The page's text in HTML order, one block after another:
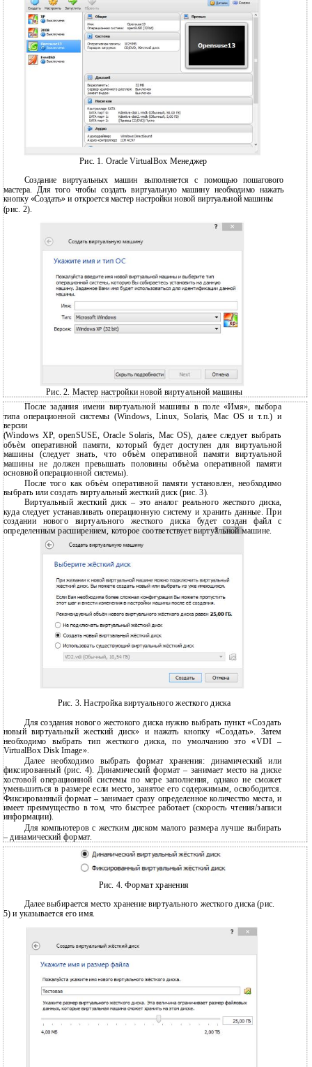
Рис. 1. Oracle VirtualBox Менеджер
Создание виртуальных машин выполняется с помощью пошагового
мастера. Для того чтобы создать виртуальную машину необходимо нажать
кнопку «Создать» и откроется мастер настройки новой виртуальной машины
(рис. 2).
Рис. 2. Мастер настройки новой виртуальной машины
После задания имени виртуальной машины в поле «Имя», выбора
типа операционной системы (Windows, Linux, Solaris, Mac OS и т.п.) и
версии
(Windows XP, openSUSE, Oracle Solaris, Mac OS), далее следует выбрать
объѐм оперативной памяти, который будет доступен для виртуальной
машины (следует знать, что объѐм оперативной памяти виртуальной
машины не должен превышать половины объѐма оперативной памяти
основной операционной системы).
После того как объѐм оперативной памяти установлен, необходимо
выбрать или создать виртуальный жесткий диск (рис. 3).
Виртуальный жесткий диск – это аналог реального жесткого диска,
куда следует устанавливать операционную систему и хранить данные. При
создании нового виртуального жесткого диска будет создан файл с
определенным расширением, которое соответствует виртуальной машине.
Рис. 3. Настройка виртуального жесткого диска
Для создания нового жестокого диска нужно выбрать пункт «Создать
новый виртуальный жесткий диск» и нажать кнопку «Создать». Затем
необходимо выбрать тип жесткого диска, по умолчанию это «VDI –
VirtualBox Disk Image».
Далее необходимо выбрать формат хранения: динамический или
фиксированный (рис. 4). Динамический формат – занимает место на диске
хостовой операционной системы по мере заполнения, однако не сможет
уменьшиться в размере если место, занятое его содержимым, освободится.
Фиксированный формат – занимает сразу определенное количество места, и
имеет преимущество в том, что быстрее работает (скорость чтения/записи
информации).
Для компьютеров с жестким диском малого размера лучше выбирать
– динамический формат.
Рис. 4. Формат хранения
Далее выбирается место хранение виртуального жесткого диска (рис.
5) и указывается его имя.